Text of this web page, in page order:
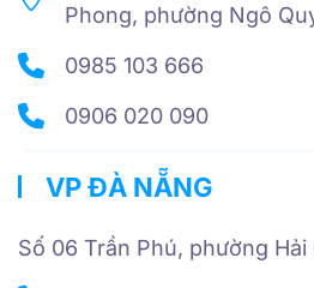
Phong, phường Ngô
0985 103 666
0906 020 090
VP ĐÀ NẴNG
Số 06 Trần Phú, phường